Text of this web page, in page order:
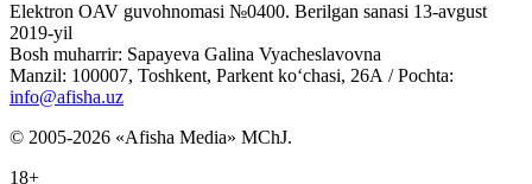
Elektron OAV guvohnomasi №0400. Berilgan sanasi 13-avgust
2019-yil
Bosh muharrir: Sapayeva Galina Vyacheslavovna
Manzil: 100007, Toshkent, Parkent ko‘chasi, 26А / Pochta:
info@afisha.uz
© 2005-2026 «Afisha Media» MChJ.
18+